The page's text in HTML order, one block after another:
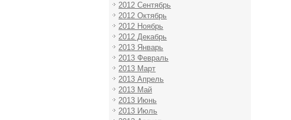
2012 Сентябрь
2012 Октябрь
2012 Ноябрь
2012 Декабрь
2013 Январь
2013 Февраль
2013 Март
2013 Апрель
2013 Май
2013 Июнь
2013 Июль